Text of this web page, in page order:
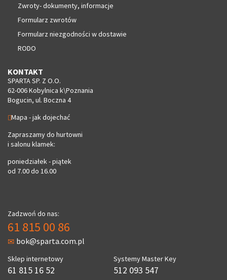
Zwroty- dokumenty, informacje
Formularz zwrotów
Formularz niezgodności w dostawie
RODO
KONTAKT
SPARTA SP. Z O.O.
62-006 Kobylnica k\Poznania
Bogucin, ul. Boczna 4
Mapa - jak dojechać
Zapraszamy do hurtowni
i salonu klamek:
poniedziałek - piątek
od 7.00 do 16.00
Zadzwoń do nas:
61 815 00 86
bok@sparta.com.pl
Sklep internetowy
61 815 16 52
Systemy Master Key
512 093 547